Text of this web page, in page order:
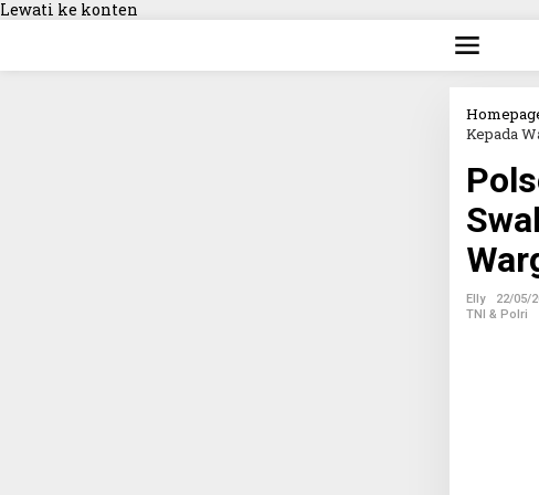
Lewati ke konten
Kepada
Elly
22/05/
TNI & Polri